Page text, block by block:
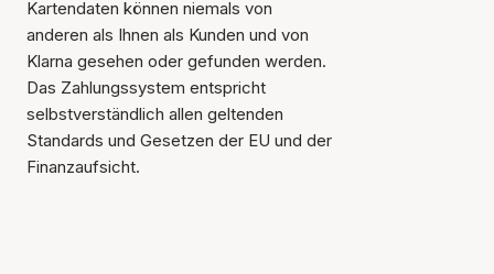
Kartendaten können niemals von
anderen als Ihnen als Kunden und von
Klarna gesehen oder gefunden werden.
Das Zahlungssystem entspricht
selbstverständlich allen geltenden
Standards und Gesetzen der EU und der
Finanzaufsicht.